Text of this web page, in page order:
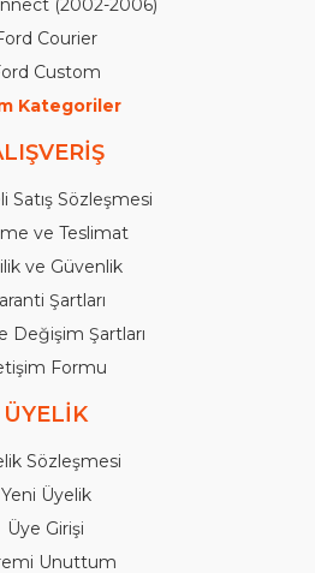
(2002-2006)
Courier
Custom
Kategoriler
Satış Sözleşmesi
ve Teslimat
ve Güvenlik
Şartları
Değişim Şartları
Formu
ÜYELİK
Sözleşmesi
Yeni Üyelik
Üye Girişi
Unuttum